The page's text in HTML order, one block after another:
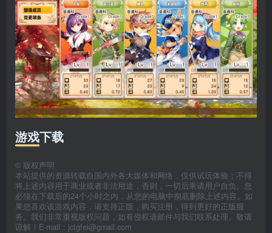
游戏下载
© 版权声明
本站提供的资源转载自国内外各大媒体和网络，仅供试玩体验；不得
将上述内容用于商业或者非法用途，否则，一切后果请用户自负。您
必须在下载后的24个小时之内，从您的电脑中彻底删除上述内容。如
果您喜欢该游戏内容，请支持正版，购买注册，得到更好的正版服
务。我们非常重视版权问题，如有侵权请邮件与我们联系处理。敬请
谅解！E-mail：jctgfei@gmail.com